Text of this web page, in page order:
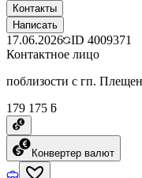
Контакты
Написать
17.06.2026 ID 4009371
Контактное лицо
поблизости с гп.
179 175 ƃ
Конвертер валют